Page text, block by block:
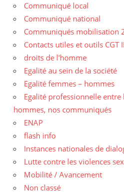
Communiqué local
Communiqué national
Communiqués mobilisation
Contacts utiles et outils CGT
droits de l'homme
Egalité au sein de la société
Egalité femmes – hommes
Egalité professionnelle entre
hommes, nos communiqués
ENAP
flash info
Instances nationales de
Lutte contre les violences
Mobilité / Avancement
Non classé